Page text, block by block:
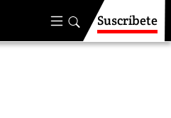
Suscríbete